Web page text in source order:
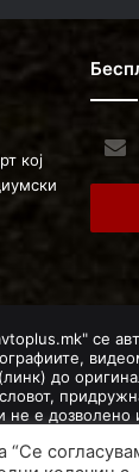
кој
Enter
your
Email
се
до
е
.